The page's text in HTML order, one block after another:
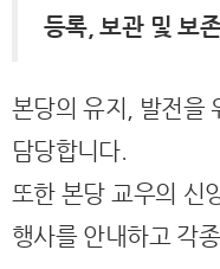
등록, 보관 및 보
본당의 유지, 발전을
담당합니다.
또한 본당 교우의 신
행사를 안내하고 각